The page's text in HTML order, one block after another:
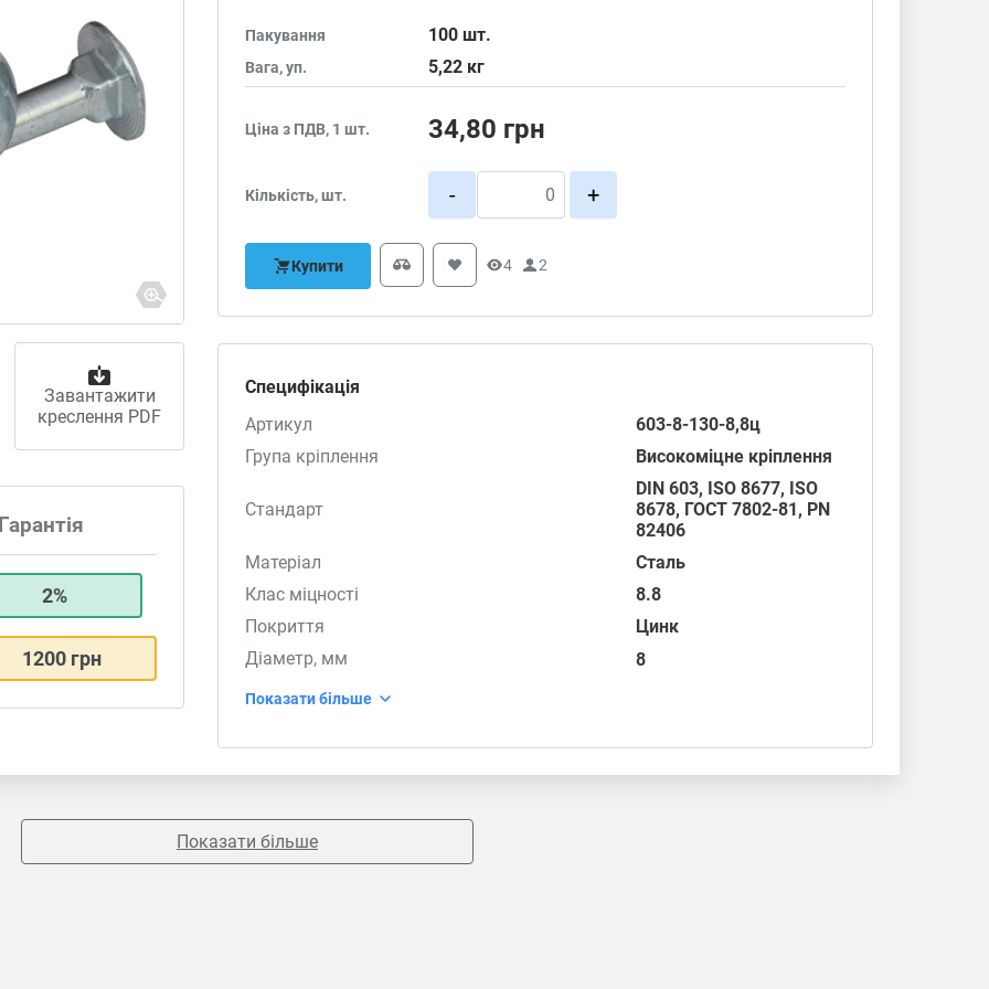
Завантажити
креслення PDF
2%
1200 грн
Пакування 100шт.
Вага, уп. 5,22 кг
Ціна з ПДВ, 1 шт. 34,80 грн
Кількість, шт. - +
Купити 4 2
Специфікація
Артикул
603-8-130-8,8ц
Група кріплення
Високоміцне кріплення
Стандарт
DIN 603, ISO 8677, ISO
8678, ГОСТ 7802-81, PN
82406
Матеріал
Сталь
Клас міцності
8.8
Покриття
Цинк
Діаметр, мм
8
Показати більше
Показати більше